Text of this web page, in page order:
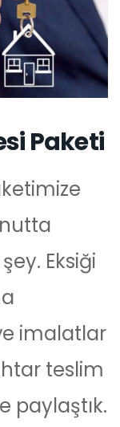
Paketi
Eksiği
imalatlar
teslim
paylaştık.